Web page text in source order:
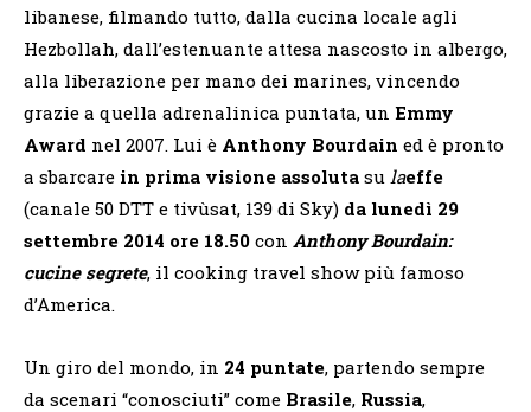
libanese, filmando tutto, dalla cucina locale agli
Hezbollah, dall’estenuante attesa nascosto in albergo,
alla liberazione per mano dei marines, vincendo
grazie a quella adrenalinica puntata, un Emmy
Award nel 2007. Lui è Anthony Bourdain ed è pronto
a sbarcare in prima visione assoluta su laeffe
(canale 50 DTT e tivùsat, 139 di Sky) da lunedì 29
settembre 2014 ore 18.50 con Anthony Bourdain:
cucine segrete, il cooking travel show più famoso
d’America.
Un giro del mondo, in 24 puntate, partendo sempre
da scenari “conosciuti” come Brasile, Russia,